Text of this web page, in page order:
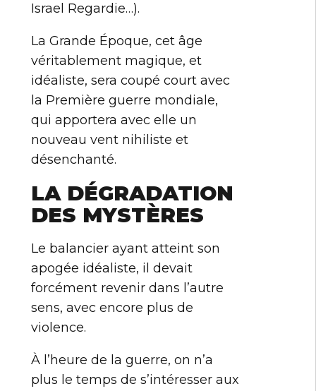
Israel Regardie…).
La Grande Époque, cet âge
véritablement magique, et
idéaliste, sera coupé court avec
la Première guerre mondiale,
qui apportera avec elle un
nouveau vent nihiliste et
désenchanté.
LA DÉGRADATION
DES MYSTÈRES
Le balancier ayant atteint son
apogée idéaliste, il devait
forcément revenir dans l’autre
sens, avec encore plus de
violence.
À l’heure de la guerre, on n’a
plus le temps de s’intéresser aux